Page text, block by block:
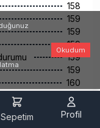
158
159
159
159
159
159
160
160
olarak
160
Sepetim Profil
Okudum